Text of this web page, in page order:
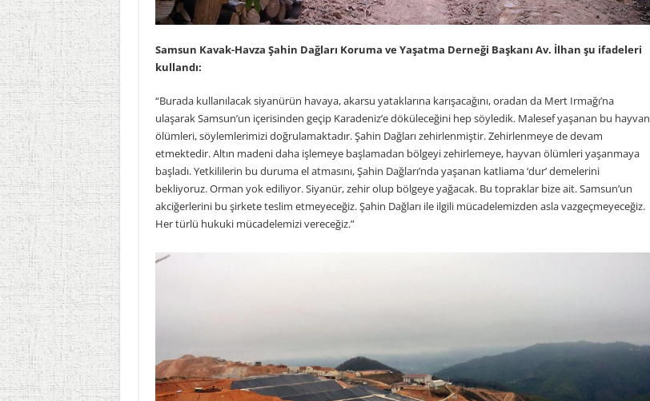
Samsun Kavak-Havza Şahin Dağları Koruma ve Yaşatma Derneği Başkanı Av. İlhan şu ifadeleri
kullandı:
“Burada kullanılacak siyanürün havaya, akarsu yataklarına karışacağını, oradan da Mert Irmağı’na
ulaşarak Samsun’un içerisinden geçip Karadeniz’e döküleceğini hep söyledik. Malesef yaşanan bu hayvan
ölümleri, söylemlerimizi doğrulamaktadır. Şahin Dağları zehirlenmiştir. Zehirlenmeye de devam
etmektedir. Altın madeni daha işlemeye başlamadan bölgeyi zehirlemeye, hayvan ölümleri yaşanmaya
başladı. Yetkililerin bu duruma el atmasını, Şahin Dağları’nda yaşanan katliama ‘dur’ demelerini
bekliyoruz. Orman yok ediliyor. Siyanür, zehir olup bölgeye yağacak. Bu topraklar bize ait. Samsun’un
akciğerlerini bu şirkete teslim etmeyeceğiz. Şahin Dağları ile ilgili mücadelemizden asla vazgeçmeyeceğiz.
Her türlü hukuki mücadelemizi vereceğiz.”